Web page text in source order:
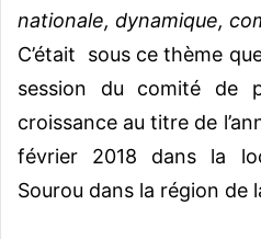
nationale, dynamique,
C’était sous ce thème
session du comité de
croissance au titre de
février 2018 dans la
Sourou dans la région de